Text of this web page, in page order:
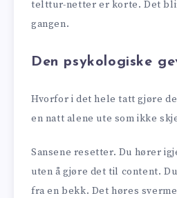
telttur-netter er korte. Det
gangen.
Den psykologiske
Hvorfor i det hele tatt gjøre
en natt alene ute som ikke
Sansene resetter. Du hører
uten å gjøre det til content.
fra en bekk. Det høres